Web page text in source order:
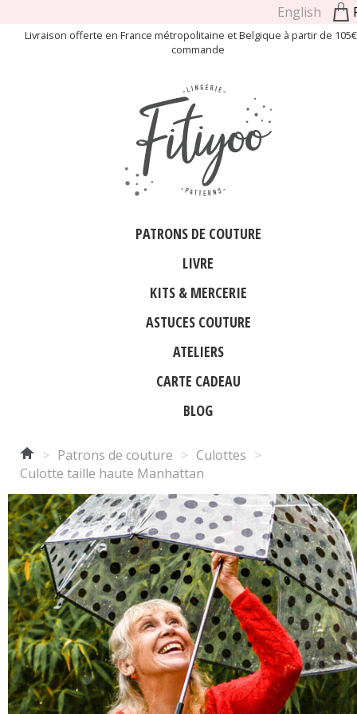
English
Livraison offerte en France métropolitaine et Belgique à partir de
commande
PATRONS DE COUTURE
LIVRE
KITS & MERCERIE
ASTUCES COUTURE
ATELIERS
CARTE CADEAU
BLOG
> Patrons de couture > Culottes >
Culotte taille haute Manhattan